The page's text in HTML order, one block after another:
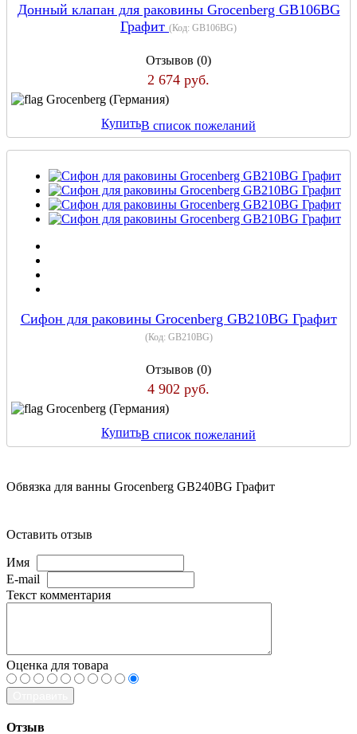
Донный клапан для раковины Grocenberg GB106BG
Графит (Код: GB106BG)
Отзывов (0)
2 674 руб.
Grocenberg (Германия)
КупитьВ список пожеланий
Сифон для раковины Grocenberg GB210BG Графит
(Код: GB210BG)
Отзывов (0)
4 902 руб.
Grocenberg (Германия)
КупитьВ список пожеланий
Обвязка для ванны Grocenberg GB240BG Графит
Оставить отзыв
Имя
E-mail
Текст комментария
Оценка для товара
Отзыв